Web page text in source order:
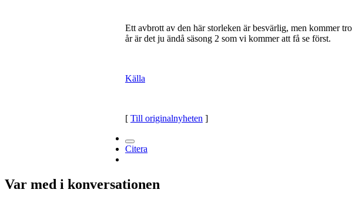
Ett avbrott av den här storleken är besvärlig, men kommer
år är det ju ändå säsong 2 som vi kommer att få se först.
Källa
[ Till originalnyheten ]
Citera
Var med i konversationen